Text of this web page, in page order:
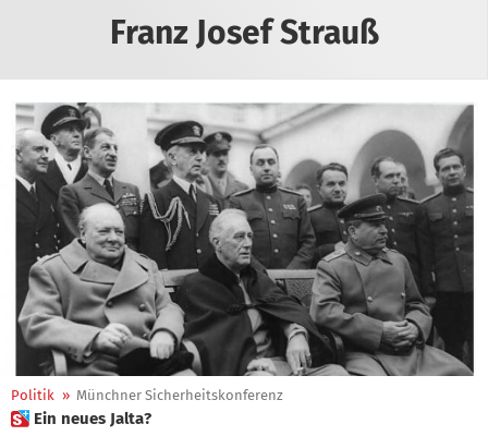
Franz Josef Strauß
Politik » Münchner Sicherheitskonferenz
 Ein neues Jalta?